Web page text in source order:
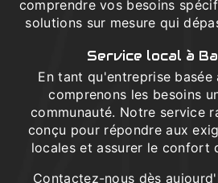
comprendre vos besoins
solutions sur mesure qui
Service local à
En tant qu'entreprise basée
comprenons les besoins
communauté. Notre service
conçu pour répondre aux
locales et assurer le confort
Contactez-nous dès